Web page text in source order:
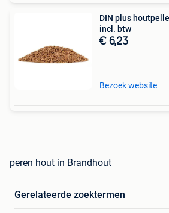
DIN plus
incl. btw
€ 6,23
Bezoek website
peren hout in Brandhout
Gerelateerde zoektermen